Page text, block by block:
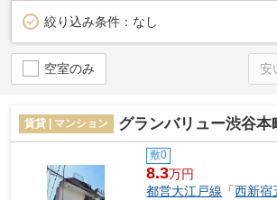
絞り込み条件： なし
空室のみ
賃貸 | マンション グランバリュー渋谷本
敷0
8.3万円
都営大江戸線 「西新宿